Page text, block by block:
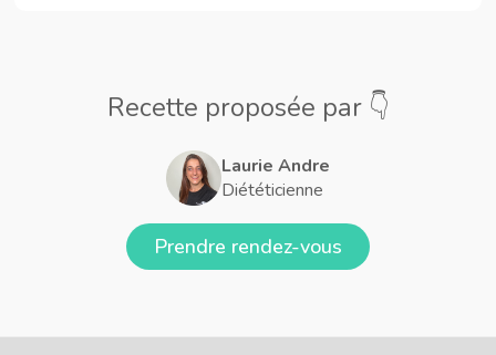
Recette proposée par 👇
Laurie Andre
Diététicienne
Prendre rendez-vous